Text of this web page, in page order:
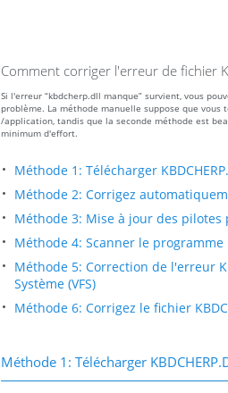
Comment corriger l'erreur de fichier
Si l'erreur “kbdcherp.dll manque” survient, vous
problème. La méthode manuelle suppose que
/application, tandis que la seconde méthode est
minimum d'effort.
Méthode 1: Télécharger
Méthode 2: Corrigez
Méthode 3: Mise à jour des
Méthode 4: Scanner le
Méthode 5: Correction de l'erreur
Système (VFS)
Méthode 6: Corrigez le fichier
Méthode 1: Télécharger